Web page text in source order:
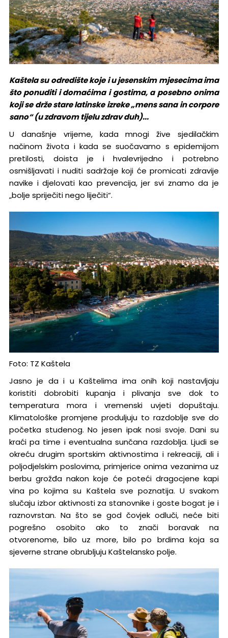
Kaštela su odredište koje i u jesenskim mjesecima ima
što ponuditi i domaćima i gostima, a posebno onima
koji se drže stare latinske izreke „mens sana in corpore
sano“ (u zdravom tijelu zdrav duh)...
U današnje vrijeme, kada mnogi žive sjedilačkim
načinom života i kada se suočavamo s epidemijom
pretilosti, doista je i hvalevrijedno i potrebno
osmišljavati i nuditi sadržaje koji će promicati zdravije
navike i djelovati kao prevencija, jer svi znamo da je
„bolje spriječiti nego liječiti“.
Foto: TZ Kaštela
Jasno je da i u Kaštelima ima onih koji nastavljaju
koristiti dobrobiti kupanja i plivanja sve dok to
temperatura mora i vremenski uvjeti dopuštaju.
Klimatološke promjene produljuju to razdoblje sve do
početka studenog. No jesen ipak nosi svoje. Dani su
kraći pa time i eventualna sunčana razdoblja. Ljudi se
okreću drugim sportskim aktivnostima i rekreaciji, ali i
poljodjelskim poslovima, primjerice onima vezanima uz
berbu grožđa nakon koje će poteći dragocjene kapi
vina po kojima su Kaštela sve poznatija. U svakom
slučaju izbor aktivnosti za stanovnike i goste bogat je i
raznovrstan. Na što se god čovjek odluči, neće biti
pogrešno osobito ako to znači boravak na
otvorenome, bilo uz more, bilo po brdima koja sa
sjeverne strane obrubljuju Kaštelansko polje.